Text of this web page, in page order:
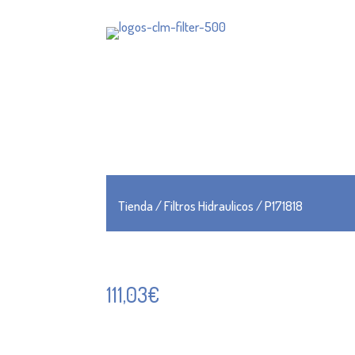
Tienda/Filtros Hidraulicos/ P171818
111,03€